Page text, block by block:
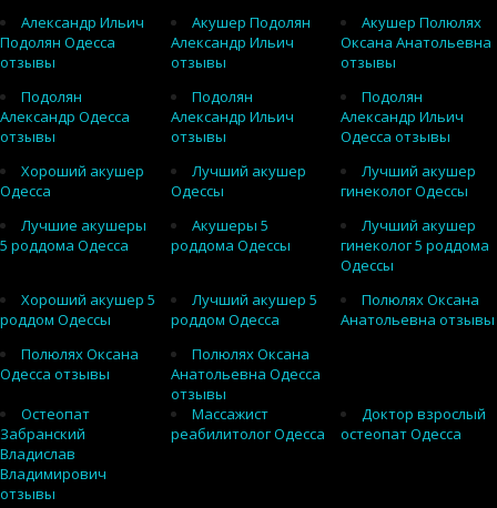
Александр Ильич
Подолян Одесса
отзывы
Акушер Подолян
Александр Ильич
отзывы
Акушер Полюлях
Оксана Анатольевна
отзывы
Подолян
Александр Одесса
отзывы
Подолян
Александр Ильич
отзывы
Подолян
Александр Ильич
Одесса отзывы
Хороший акушер
Одесса
Лучший акушер
Одессы
Лучший акушер
гинеколог Одессы
Лучшие акушеры
5 роддома Одесса
Акушеры 5
роддома Одессы
Лучший акушер
гинеколог 5 роддома
Одессы
Хороший акушер 5
роддом Одессы
Лучший акушер 5
роддом Одесса
Полюлях Оксана
Анатольевна отзывы
Полюлях Оксана
Одесса отзывы
Полюлях Оксана
Анатольевна Одесса
отзывы
Остеопат
Забранский
Владислав
Владимирович
отзывы
Массажист
реабилитолог Одесса
Доктор взрослый
остеопат Одесса